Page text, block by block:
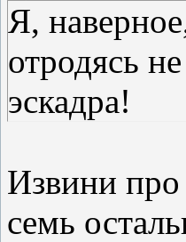
Я,
отродясь
эскадра!
Извини про
семь